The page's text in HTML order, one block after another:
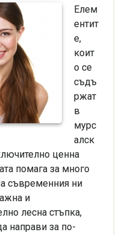
Елем
ентит
е,
коит
о се
съдъ
ржат
в
мурс
алск
ценна
помага за много
съвременния ни
и
лесна стъпка,
направи за по-